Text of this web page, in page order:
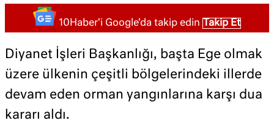
10Haber'i Google'da takip edin Takip Et
Diyanet İşleri Başkanlığı, başta Ege olmak
üzere ülkenin çeşitli bölgelerindeki illerde
devam eden orman yangınlarına karşı dua
kararı aldı.